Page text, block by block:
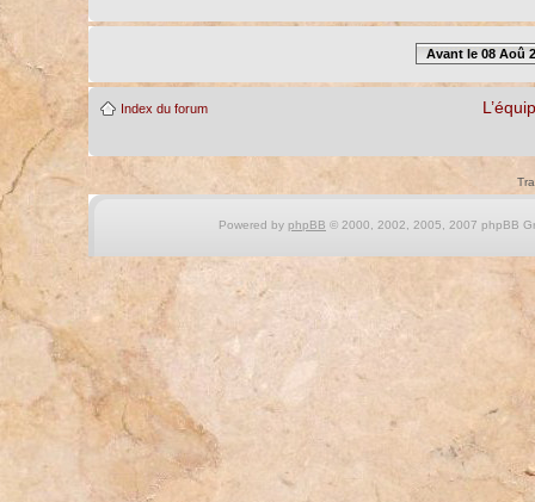
Avant le 08 Aoû
Index du forum
Powered by phpBB © 2000, 2002, 2005, 2007 phpBB